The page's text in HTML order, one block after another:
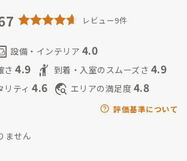
展示しています。
ローカルとADDress会
レビュー9件
設備・インテリア 4.0
さ 4.9 hail 到着・入室のスムーズさ 4.9
ティ 4.6 travel_explore エリアの満足度 4.8
評価基準について
ません